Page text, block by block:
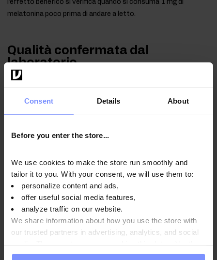
Consent Details About
Before you enter the store...
We use cookies to make the store run smoothly and
tailor it to you. With your consent, we will use them to:
personalize content and ads,
offer useful social media features,
analyze traffic on our website.
We share information about how you use the store with
our trusted partners in advertising, analytics, and social
information you have provided to them or that they have
l'effetto benefico si verifica quando si consuma 1 mg di
melatonina poco prima di andare a letto.
Qualità confermata dal
laboratorio
OstroVit Aqua Kick Good Night - Analisi microbiologica
26.02.2026
OstroVit Aqua Kick Good Night - Analisi del contenuto di
metalli pesanti 24.02.2026
OstroVit Aqua Kick Good Night - Analisi microbiologica
22.11.2024